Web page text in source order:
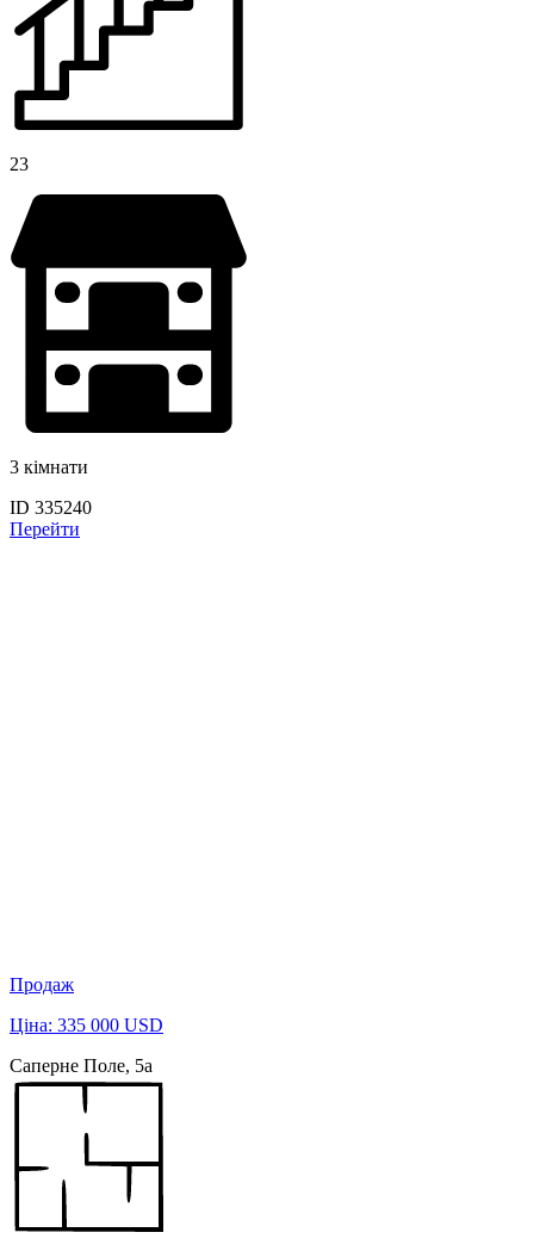
23
3 кімнати
ID 335240
Перейти
Продаж
Ціна: 335 000 USD
Саперне Поле, 5а